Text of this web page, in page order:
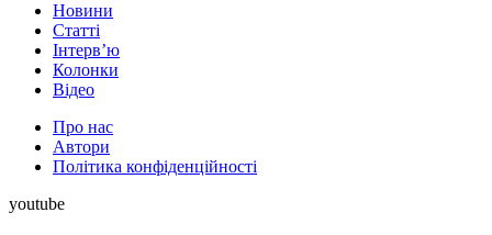
Новини
Статті
Інтерв’ю
Колонки
Відео
Про нас
Автори
Політика конфіденційності
youtube